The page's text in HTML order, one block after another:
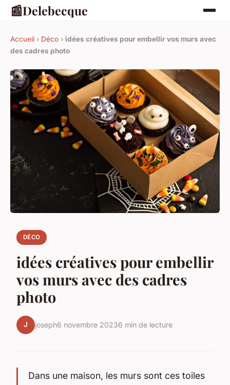
📰Delebecque
Accueil › Déco › idées créatives pour embellir vos murs avec
des cadres photo
DÉCO
idées créatives pour embellir
vos murs avec des cadres
photo
J joseph6 novembre 20236 min de lecture
Dans une maison, les murs sont ces toiles